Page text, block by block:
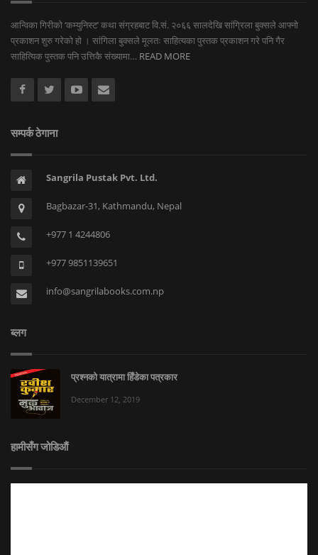
आन्विका गिरीको ‘कम्युनिस्ट’ कथा संग्रहबाट वि.सं. २०६६ सालदेखि सांग्रिला बुक्सले आफ्नो
प्रकाशन शुरु गरेको हो । सांगिला बुक्सले मूलतः साहित्यका पुस्तक प्रकाशन गरे पनि गैर
साहित्यिक पुस्तक पनि उत्तिकै संख्यामा… READ MORE
सम्पर्क ठेगाना
Sangrila Pustak Pvt. Ltd.
Bagbazar-31, Kathmandu, Nepal
+977 1 4244806
+977 9851139651
info@sangrilabooks.com.np
ब्लग
प्रश्नको यात्रामा हिँडेका पत्रकार
December 12, 2019
हामीसँग जोडिऔं